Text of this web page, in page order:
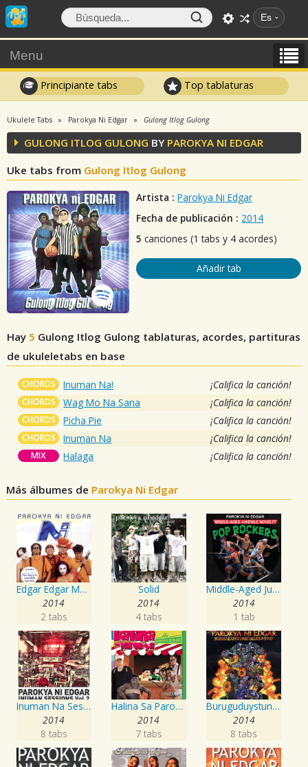
Es
Menu
Principiante tabs Top tablaturas
Ukulele Tabs Parokya Ni Edgar Gulong Itlog Gulong
GULONG ITLOG GULONG BY PAROKYA NI EDGAR
Uke tabs from Gulong Itlog Gulong
Artista : Parokya Ni Edgar
Fecha de publicación : 2014
5 canciones (1 tabs y 4 acordes)
Añadir tab
Hay 5 Gulong Itlog Gulong tablaturas, acordes, partituras
de ukuleletabs en base
CHORDS Inuman Na! ¡Califica la canción!
CHORDS Wag Mo Na Sana ¡Califica la canción!
CHORDS Picha Pie ¡Califica la canción!
CHORDS Inuman Na ¡Califica la canción!
MIX Halaga ¡Califica la canción!
Más álbumes de Parokya Ni Edgar
Edgar Edgar Musikahan
2014
2 tabs
Solid
2014
4 tabs
Middle-Aged Juvenile Novelty Pop Rockers
2014
1 tab
Inuman Na Sessions, Vol. 2
2014
8 tabs
Halina Sa Parokya
2014
7 tabs
Buruguduystunstugudunstuy
2014
8 tabs